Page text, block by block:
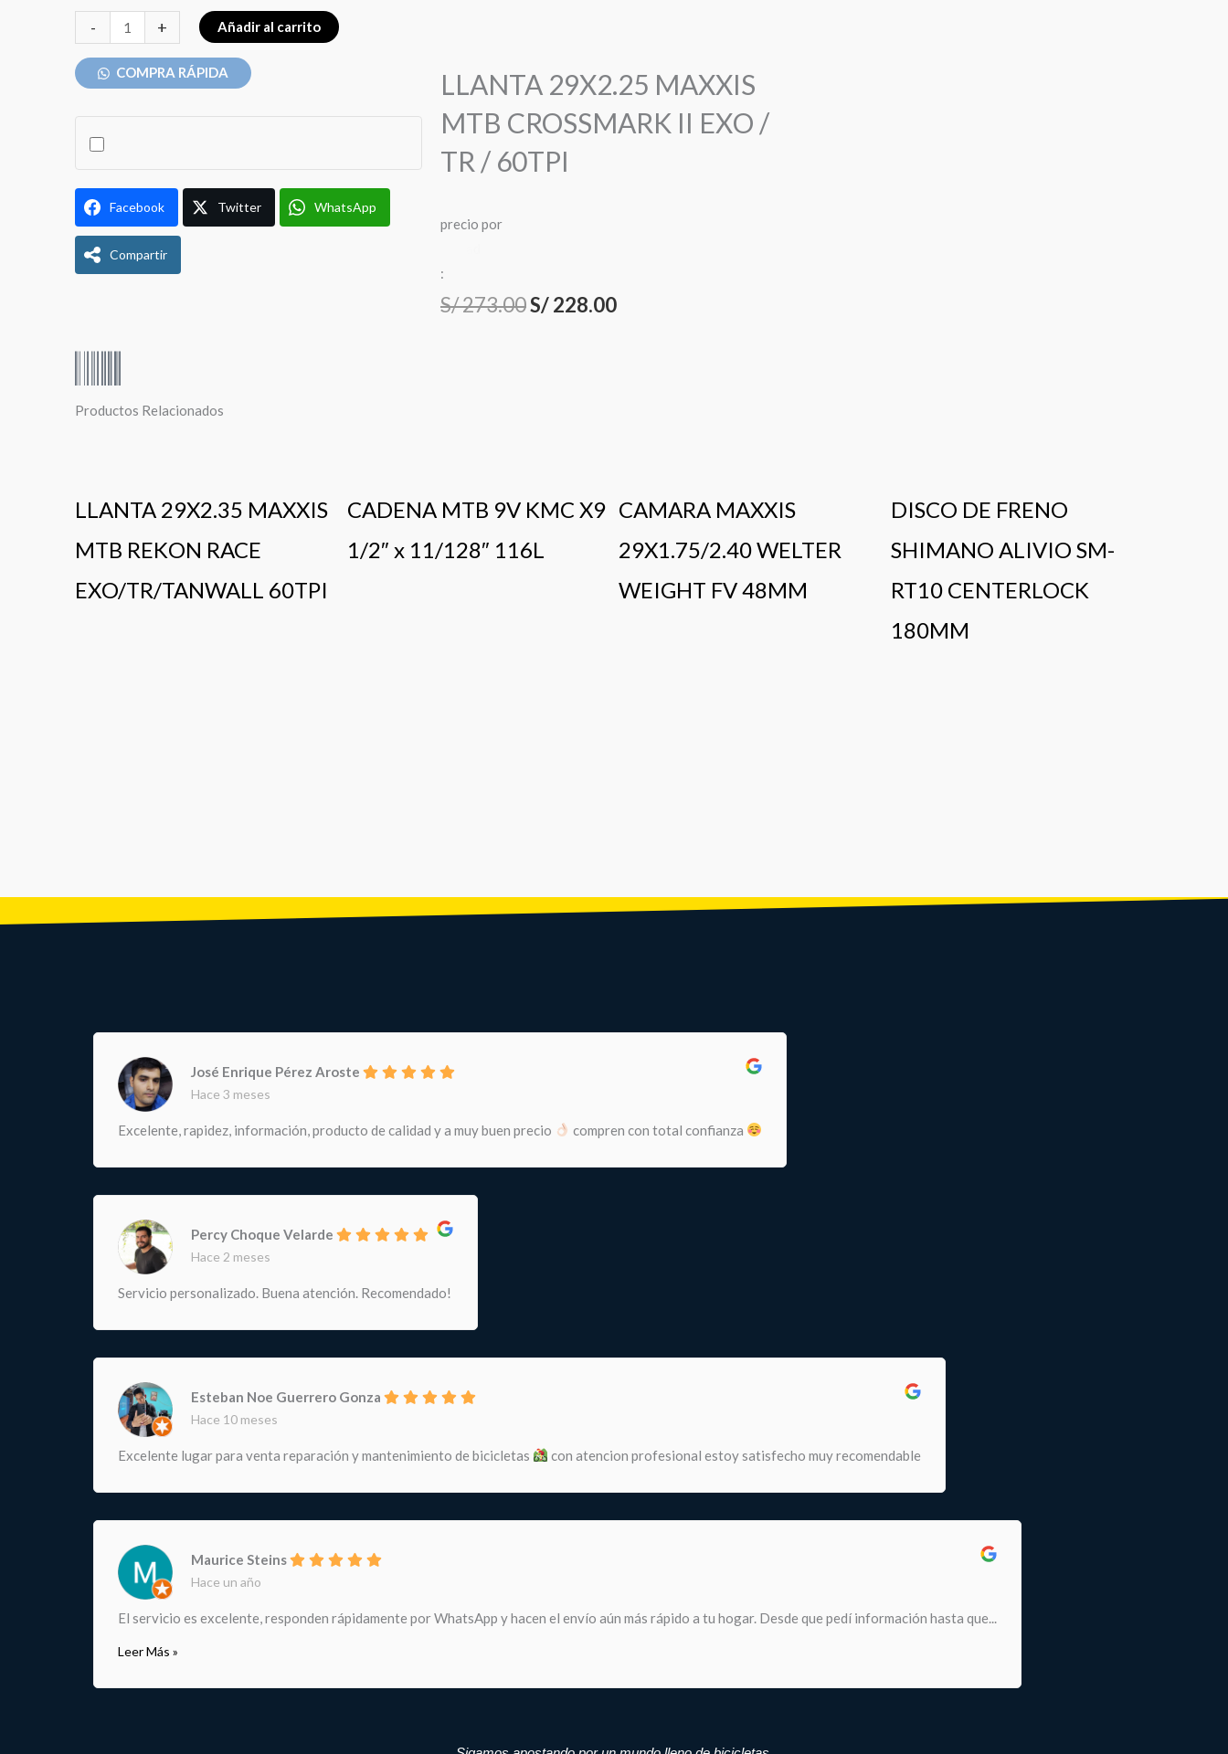
original
era:
S/ 273.00.
actual
es:
-
MAXXIS
MTB
CROSSMARK
EXO
TR
/
60TPI
cantidad
+ Añadir al carrito
COMPRA RÁPIDA
Facebook Twitter WhatsApp
Compartir
LLANTA 29X2.25 MAXXIS
MTB CROSSMARK II EXO /
TR / 60TPI
precio por
:
S/273.00El
S/228.00El
Productos Relacionados
LLANTA 29X2.35 MAXXIS
MTB REKON RACE
EXO/TR/TANWALL 60TPI
CADENA MTB 9V KMC X9
1/2″ x 11/128″ 116L
CAMARA MAXXIS
29X1.75/2.40 WELTER
WEIGHT FV 48MM
DISCO DE FRENO
SHIMANO ALIVIO SM-
RT10 CENTERLOCK
180MM
José Enrique Pérez Aroste
Hace 3 meses
Excelente, rapidez, información, producto de calidad y a muy buen precio compren con total confianza
Percy Choque Velarde
Hace 2 meses
Servicio personalizado. Buena atención. Recomendado!
Esteban Noe Guerrero Gonza
Hace 10 meses
Excelente lugar para venta reparación y mantenimiento de bicicletas con atencion profesional estoy satisfecho muy recomendable
Maurice Steins
Hace un año
El servicio es excelente, responden rápidamente por WhatsApp y hacen el envío aún más rápido a tu hogar. Desde que pedí información hasta que...
Leer Más »